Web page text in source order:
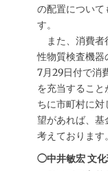
の配置について
す。
また、消費者
性物質検査機
7月29日付で消
を充当するこ
ちに市町村に
望があれば、基
考えております。
◯中井敏宏 文